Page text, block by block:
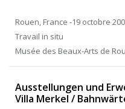
Rouen, France -19 octobre
Travail in situ
Musée des Beaux-Arts de
Ausstellungen und
Villa Merkel /